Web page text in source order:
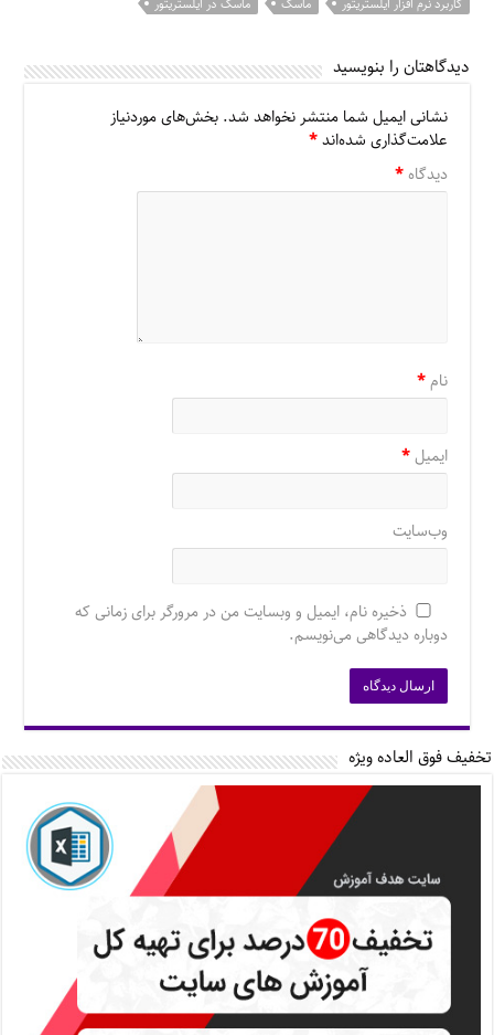
دیدگاهتان را بنویسید
نشانی ایمیل شما منتشر نخواهد شد. بخش‌های موردنیاز
علامت‌گذاری شده‌اند*
دیدگاه*
نام*
ایمیل*
وب‌سایت
ذخیره نام، ایمیل و وبسایت من در مرورگر برای زمانی که
دوباره دیدگاهی می‌نویسم.
تخفیف فوق العاده ویژه